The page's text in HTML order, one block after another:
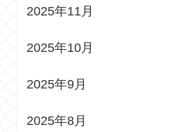
2025年11月
2025年10月
2025年9月
2025年8月